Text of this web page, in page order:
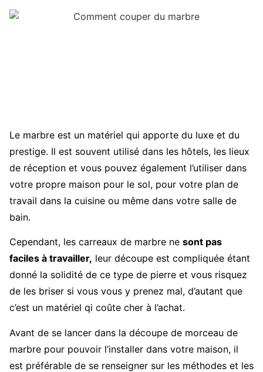
Le marbre est un matériel qui apporte du luxe et du
prestige. Il est souvent utilisé dans les hôtels, les lieux
de réception et vous pouvez également l’utiliser dans
votre propre maison pour le sol, pour votre plan de
travail dans la cuisine ou même dans votre salle de
bain.
Cependant, les carreaux de marbre ne sont pas
faciles à travailler, leur découpe est compliquée étant
donné la solidité de ce type de pierre et vous risquez
de les briser si vous vous y prenez mal, d’autant que
c’est un matériel qi coûte cher à l’achat.
Avant de se lancer dans la découpe de morceau de
marbre pour pouvoir l’installer dans votre maison, il
est préférable de se renseigner sur les méthodes et les